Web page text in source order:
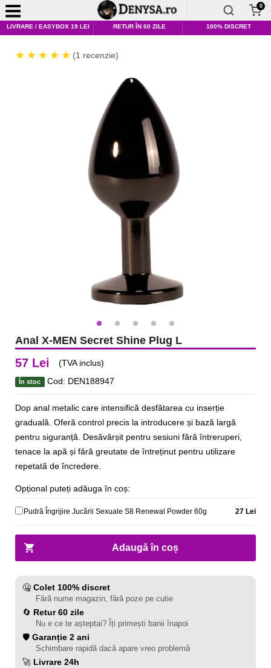
0
LIVRARE / EASYBOX 19 LEI RETUR ÎN 60 ZILE 100% DISCRET
(1 recenzie)
Anal X-MEN Secret Shine Plug L
57 Lei (TVA inclus)
În stoc Cod: DEN188947
Dop anal metalic care intensifică desfătarea cu inserție
graduală. Oferă control precis la introducere și bază largă
pentru siguranță. Desăvârșit pentru sesiuni fără întreruperi,
tenace la apă și fără greutate de întreținut pentru utilizare
repetată de încredere.
Opțional puteți adăuga în coș:
Pudră Îngrijire Jucării Sexuale S8 Renewal Powder 60g 27 Lei
Adaugă în coș
🤐 Colet 100% discret
Fără nume magazin, fără poze pe cutie
🔄 Retur 60 zile
Nu e ce te așteptai? Îți primești banii înapoi
🛡️ Garanție 2 ani
Schimbare rapidă dacă apare vreo problemă
🚀 Livrare 24h